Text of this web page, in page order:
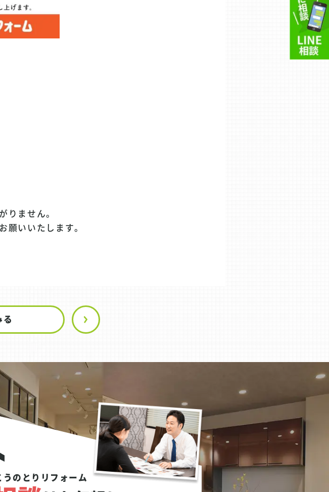
りません。
願いいたします。
うのとりリフォーム